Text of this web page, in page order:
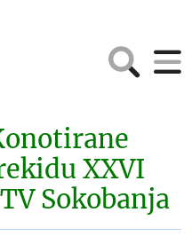
XXVI
Sokobanja